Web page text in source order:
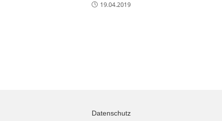
19.04.2019
Datenschutz